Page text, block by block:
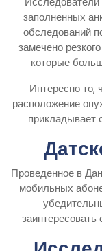
заполненных
обследований
замечено
которые
Интересно то,
расположение
прикладывает
Проведенное в
мобильных